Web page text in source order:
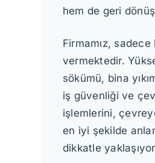
hem de geri
Firmamız,
vermektedir.
sökümü, bina
iş güvenliği ve
işlemlerini,
en iyi şekilde
dikkatle